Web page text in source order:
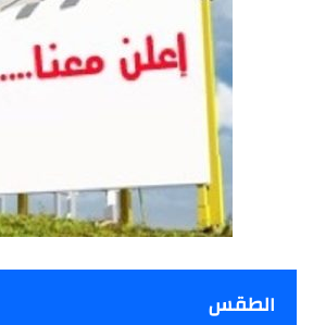
الطقس